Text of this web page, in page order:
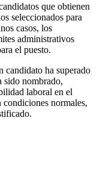
que obtienen
seleccionados para
casos, los
administrativos
el puesto.
candidato ha superado
sido nombrado,
laboral en el
normales,